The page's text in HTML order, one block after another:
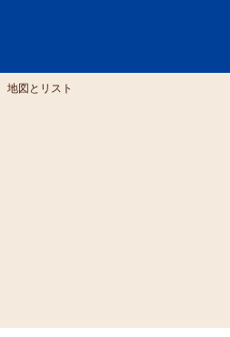
地図とリスト